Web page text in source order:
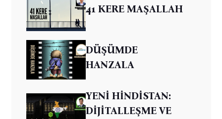
41 KERE MAŞALLAH
DÜŞÜMDE
HANZALA
YENİ HİNDİSTAN:
DİJİTALLEŞME VE